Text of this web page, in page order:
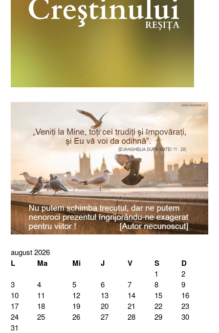
august 2026
L Ma Mi J V S D
1
2
3
4 5 6 7 8
9
10
11 12 13 14 15
16
17
18 19 20 21 22
23
24
25 26 27 28 29
30
31